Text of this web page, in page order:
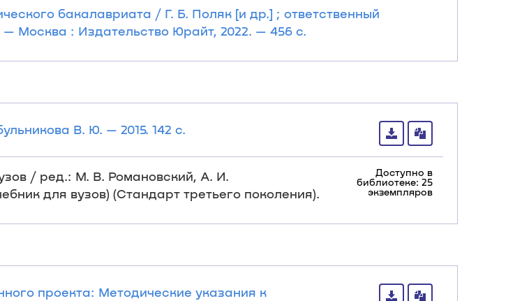
бакалавриата / Г. Б. Поляк [и др.] ; ответственный
Москва : Издательство Юрайт, 2022. — 456 с.
В. Ю. — 2015. 142 с.
/ ред.: М. В. Романовский, А. И.
для вузов) (Стандарт третьего поколения).
Доступно в
библиотеке: 25
экземпляров
проекта: Методические указания к